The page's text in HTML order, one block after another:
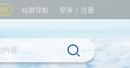
区 站群导航 登录 | 注册